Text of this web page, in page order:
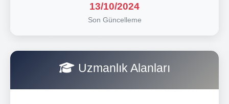
13/10/2024
Son Güncelleme
Uzmanlık Alanları